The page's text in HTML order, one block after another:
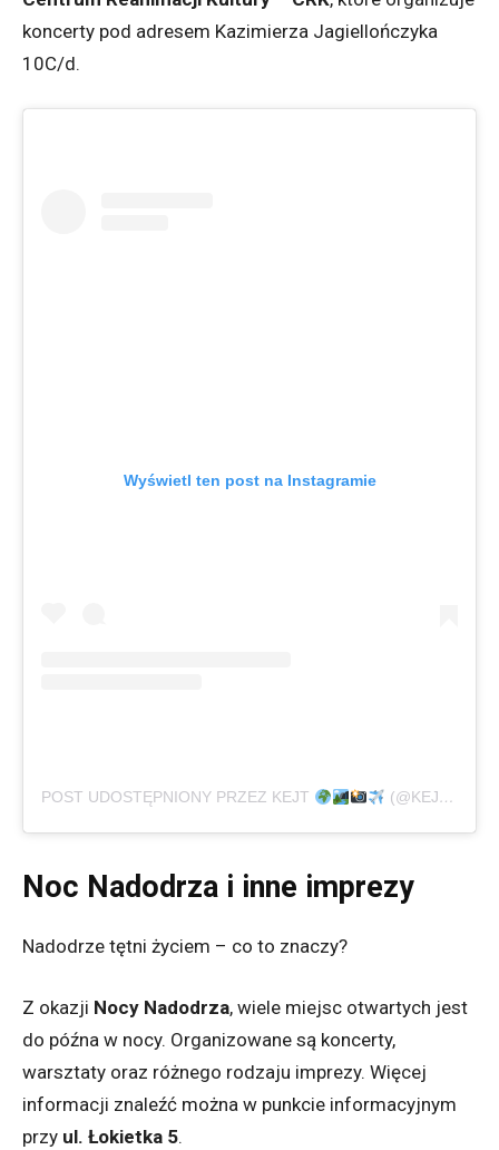
koncerty pod adresem Kazimierza Jagiellończyka
10C/d.
Wyświetl ten post na Instagramie
POST UDOSTĘPNIONY PRZEZ KEJT (@KEJT1313)
Noc Nadodrza i inne imprezy
Nadodrze tętni życiem – co to znaczy?
Z okazji Nocy Nadodrza, wiele miejsc otwartych jest
do późna w nocy. Organizowane są koncerty,
warsztaty oraz różnego rodzaju imprezy. Więcej
informacji znaleźć można w punkcie informacyjnym
przy ul. Łokietka 5.